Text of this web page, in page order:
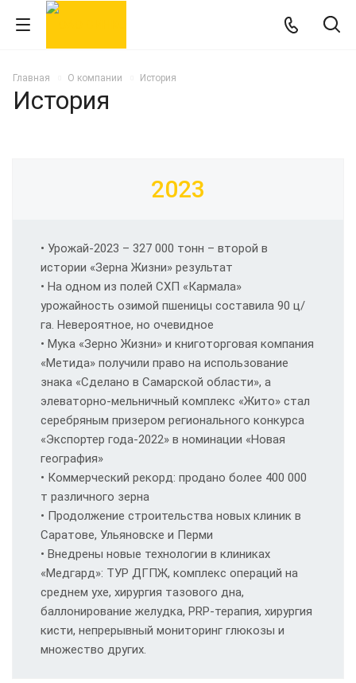
Главная О компании История
История
2023
• Урожай-2023 – 327 000 тонн – второй в
истории «Зерна Жизни» результат
• На одном из полей СХП «Кармала»
урожайность озимой пшеницы составила 90 ц/
га. Невероятное, но очевидное
• Мука «Зерно Жизни» и книготорговая компания
«Метида» получили право на использование
знака «Сделано в Самарской области», а
элеваторно-мельничный комплекс «Жито» стал
серебряным призером регионального конкурса
«Экспортер года-2022» в номинации «Новая
география»
• Коммерческий рекорд: продано более 400 000
т различного зерна
• Продолжение строительства новых клиник в
Саратове, Ульяновске и Перми
• Внедрены новые технологии в клиниках
«Медгард»: ТУР ДГПЖ, комплекс операций на
среднем ухе, хирургия тазового дна,
баллонирование желудка, PRP-терапия, хирургия
кисти, непрерывный мониторинг глюкозы и
множество других.